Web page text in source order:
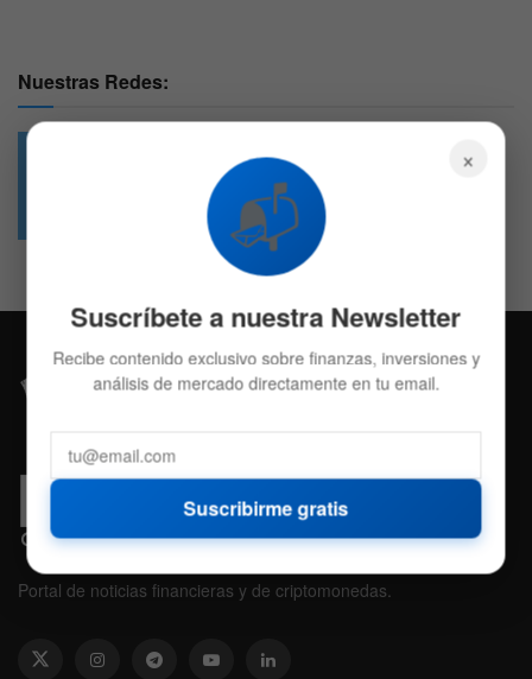
Nuestras Redes:
4.7k
Followers
Portal de noticias financieras y de criptomonedas.
×
📬
Suscríbete a nuestra Newsletter
Recibe contenido exclusivo sobre finanzas, inversiones y
análisis de mercado directamente en tu email.
Suscribirme gratis